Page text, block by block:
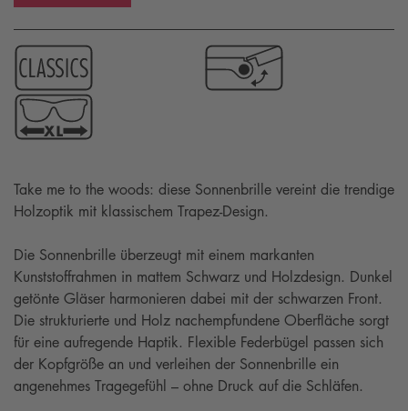
Take me to the woods: diese Sonnenbrille vereint die trendige
Holzoptik mit klassischem Trapez-Design.
Die Sonnenbrille überzeugt mit einem markanten
Kunststoffrahmen in mattem Schwarz und Holzdesign. Dunkel
getönte Gläser harmonieren dabei mit der schwarzen Front.
Die strukturierte und Holz nachempfundene Oberfläche sorgt
für eine aufregende Haptik. Flexible Federbügel passen sich
der Kopfgröße an und verleihen der Sonnenbrille ein
angenehmes Tragegefühl – ohne Druck auf die Schläfen.